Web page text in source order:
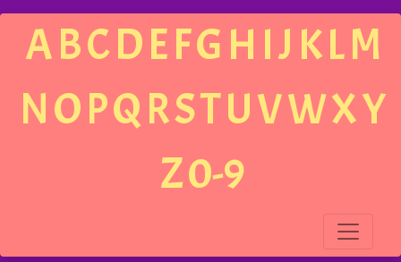
ABCDEFGH IJ KLM
NOPQRSTUVWXY
Z0-9